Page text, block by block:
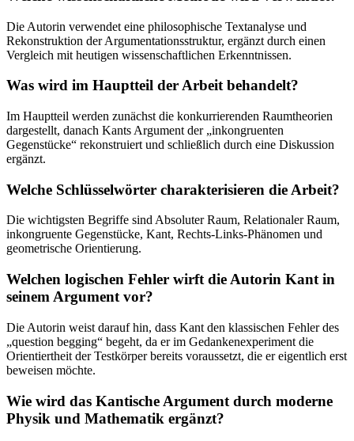
Die Autorin verwendet eine philosophische Textanalyse und
Rekonstruktion der Argumentationsstruktur, ergänzt durch einen
Vergleich mit heutigen wissenschaftlichen Erkenntnissen.
Was wird im Hauptteil der Arbeit behandelt?
Im Hauptteil werden zunächst die konkurrierenden Raumtheorien
dargestellt, danach Kants Argument der „inkongruenten
Gegenstücke“ rekonstruiert und schließlich durch eine Diskussion
ergänzt.
Welche Schlüsselwörter charakterisieren die Arbeit?
Die wichtigsten Begriffe sind Absoluter Raum, Relationaler Raum,
inkongruente Gegenstücke, Kant, Rechts-Links-Phänomen und
geometrische Orientierung.
Welchen logischen Fehler wirft die Autorin Kant in
seinem Argument vor?
Die Autorin weist darauf hin, dass Kant den klassischen Fehler des
„question begging“ begeht, da er im Gedankenexperiment die
Orientiertheit der Testkörper bereits voraussetzt, die er eigentlich erst
beweisen möchte.
Wie wird das Kantische Argument durch moderne
Physik und Mathematik ergänzt?